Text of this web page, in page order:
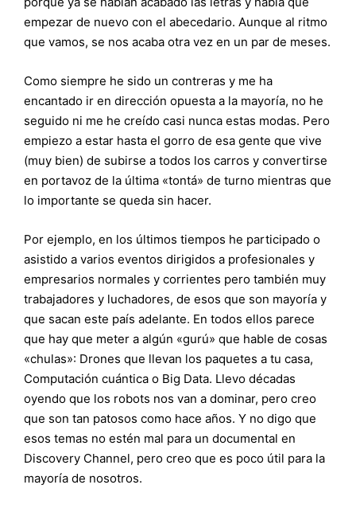
empezar de nuevo con el abecedario. Aunque al ritmo
que vamos, se nos acaba otra vez en un par de meses.
Como siempre he sido un contreras y me ha
encantado ir en dirección opuesta a la mayoría, no he
seguido ni me he creído casi nunca estas modas. Pero
empiezo a estar hasta el gorro de esa gente que vive
(muy bien) de subirse a todos los carros y convertirse
en portavoz de la última «tontá» de turno mientras que
lo importante se queda sin hacer.
Por ejemplo, en los últimos tiempos he participado o
asistido a varios eventos dirigidos a profesionales y
empresarios normales y corrientes pero también muy
trabajadores y luchadores, de esos que son mayoría y
que sacan este país adelante. En todos ellos parece
que hay que meter a algún «gurú» que hable de cosas
«chulas»: Drones que llevan los paquetes a tu casa,
Computación cuántica o Big Data. Llevo décadas
oyendo que los robots nos van a dominar, pero creo
que son tan patosos como hace años. Y no digo que
esos temas no estén mal para un documental en
Discovery Channel, pero creo que es poco útil para la
mayoría de nosotros.